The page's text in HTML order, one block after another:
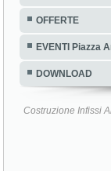
OFFERTE
EVENTI Piazza
DOWNLOAD
Costruzione Infissi